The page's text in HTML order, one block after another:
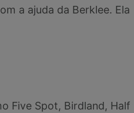
a ajuda da Berklee. Ela
Five Spot, Birdland, Half